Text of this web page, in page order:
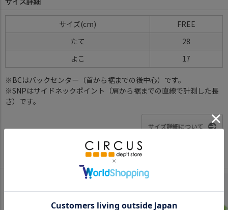
サイズ
FREE
たて
28
よこ
17
※BCはバックセンター（首から裾までの後中心）です。
※SNPはサイドネックポイント（肩から裾までの直線で計測した長
さ）です。
サイズ詳細について